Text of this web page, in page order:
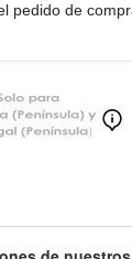
pedido de